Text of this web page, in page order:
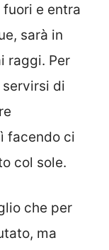
e entra
sarà in
raggi. Per
di
facendo ci
col sole.
che per
ma